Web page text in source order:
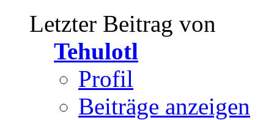
Letzter Beitrag von
Tehulotl
Profil
Beiträge anzeigen